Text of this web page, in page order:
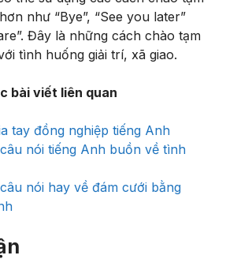
như “Bye”, “See you later”
Đây là những cách chào tạm
tình huống giải trí, xã giao.
bài viết liên quan
tay đồng nghiệp tiếng Anh
nói tiếng Anh buồn về tình
nói hay về đám cưới bằng